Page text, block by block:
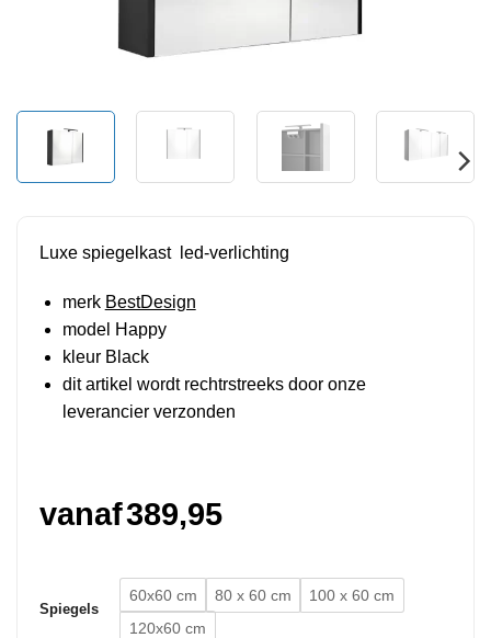
Luxe spiegelkast led-verlichting
merk BestDesign
model Happy
kleur Black
dit artikel wordt rechtrstreeks door onze
leverancier verzonden
vanaf389,95
Spiegels
60x60 cm 80 x 60 cm
100 x 60 cm
120x60 cm